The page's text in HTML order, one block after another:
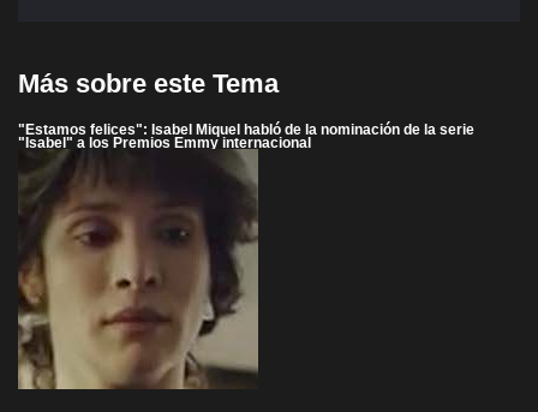
Más sobre este Tema
"Estamos felices": Isabel Miquel habló de la nominación de la serie
"Isabel" a los Premios Emmy internacional